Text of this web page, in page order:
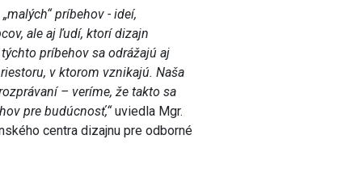
príbehov - ideí,
ale aj ľudí, ktorí dizajn
príbehov sa odrážajú aj
v ktorom vznikajú. Naša
– veríme, že takto sa
pre budúcnosť,“uviedla Mgr.
centra dizajnu pre odborné